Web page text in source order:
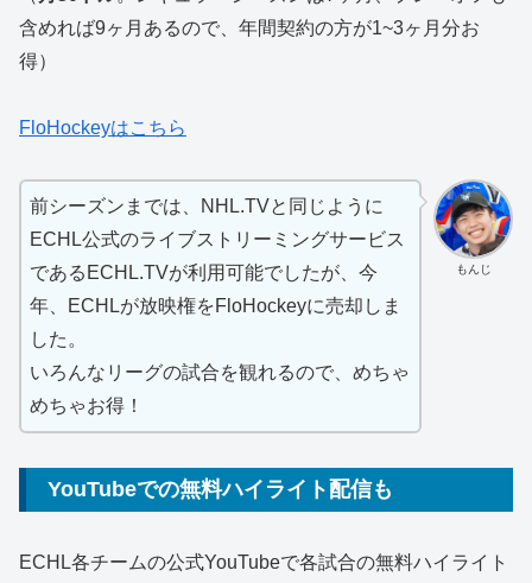
含めれば9ヶ月あるので、年間契約の方が1~3ヶ月分お
得）
FloHockeyはこちら
もんじ
前シーズンまでは、NHL.TVと同じように
ECHL公式のライブストリーミングサービス
であるECHL.TVが利用可能でしたが、今
年、ECHLが放映権をFloHockeyに売却しま
した。
いろんなリーグの試合を観れるので、めちゃ
めちゃお得！
YouTubeでの無料ハイライト配信も
ECHL各チームの公式YouTubeで各試合の無料ハイライト